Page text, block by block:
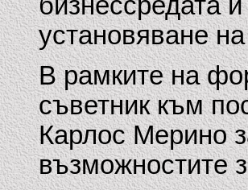
установяване
В рамките на
съветник към
Карлос Мерино
възможностите